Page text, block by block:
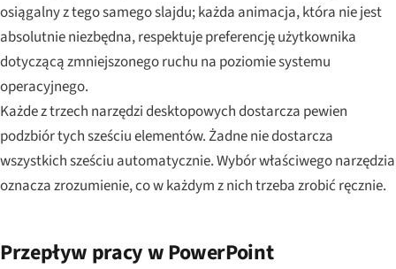
osiągalny z tego samego slajdu; każda animacja, która nie jest
absolutnie niezbędna, respektuje preferencję użytkownika
dotyczącą zmniejszonego ruchu na poziomie systemu
operacyjnego.
Każde z trzech narzędzi desktopowych dostarcza pewien
podzbiór tych sześciu elementów. Żadne nie dostarcza
wszystkich sześciu automatycznie. Wybór właściwego narzędzia
oznacza zrozumienie, co w każdym z nich trzeba zrobić ręcznie.
Przepływ pracy w PowerPoint